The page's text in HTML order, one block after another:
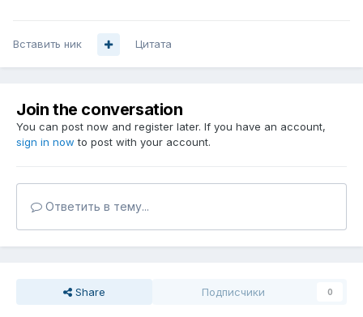
Вставить ник Цитата
Join the conversation
You can post now and register later. If you have an account,
sign in now to post with your account.
Ответить в тему...
Share Подписчики 0